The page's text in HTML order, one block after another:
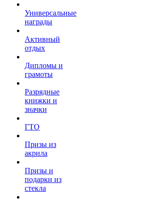
Универсальные
награды
Активный
отдых
Дипломы и
грамоты
Разрядные
книжки и
значки
ГТО
Призы из
акрила
Призы и
подарки из
стекла